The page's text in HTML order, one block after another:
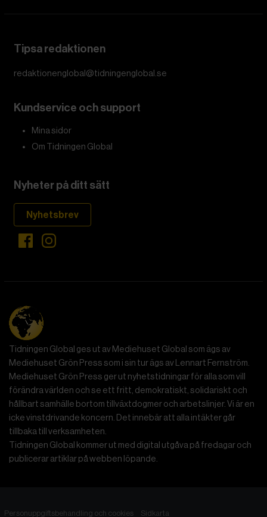
Tipsa redaktionen
redaktionenglobal@tidningenglobal.se
Kundservice och support
Mina sidor
Om Tidningen Global
Nyheter på ditt sätt
Nyhetsbrev
Tidningen Global ges ut av Mediehuset Global som ägs av
Mediehuset Grön Press som i sin tur ägs av Lennart Fernström.
Mediehuset Grön Press ger ut nyhetstidningar för alla som vill
förändra världen och se ett fritt, demokratiskt, solidariskt och
hållbart samhälle bortom tillväxtdogmer och arbetslinjer. Vi är en
icke vinstdrivande koncern. Det innebär att alla intäkter går
tillbaka till verksamheten.
Tidningen Global kommer ut med digital utgåva på fredagar och
publicerar artiklar på webben löpande.
Personuppgiftsbehandling och cookies Sidkarta